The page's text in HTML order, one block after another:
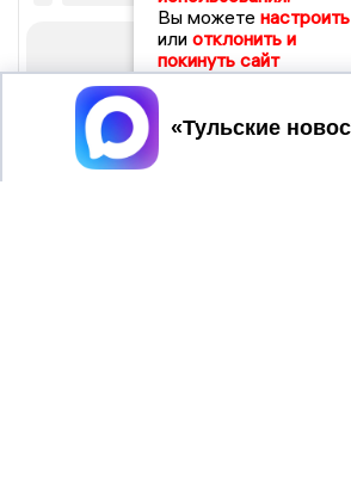
Вы можете настроить
или отклонить и
покинуть сайт
Принять